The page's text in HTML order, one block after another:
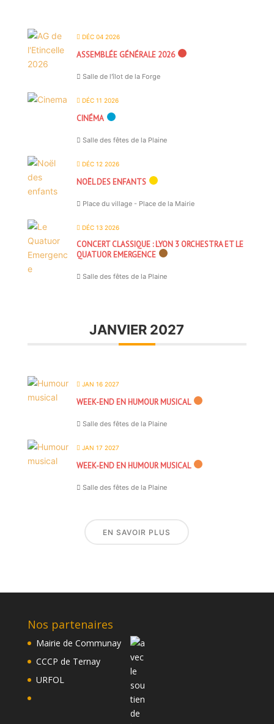
DÉC 04 2026
ASSEMBLÉE GÉNÉRALE 2026
Salle de l'îlot de la Forge
DÉC 11 2026
CINÉMA
Salle des fêtes de la Plaine
DÉC 12 2026
NOËL DES ENFANTS
Place du village - Place de la Mairie
DÉC 13 2026
CONCERT CLASSIQUE : LYON 3 ORCHESTRA ET LE
QUATUOR EMERGENCE
Salle des fêtes de la Plaine
JANVIER 2027
JAN 16 2027
WEEK-END EN HUMOUR MUSICAL
Salle des fêtes de la Plaine
JAN 17 2027
WEEK-END EN HUMOUR MUSICAL
Salle des fêtes de la Plaine
EN SAVOIR PLUS
Nos partenaires
Mairie de Communay
CCCP de Ternay
URFOL